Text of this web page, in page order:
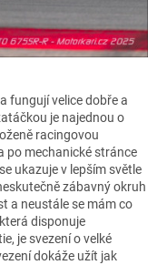
fungují velice dobře a
je najednou o
racingovou
po mechanické stránce
ukazuje v lepším světle
zábavný okruh
a neustále se mám co
disponuje
je svezení o velké
dokáže užít jak